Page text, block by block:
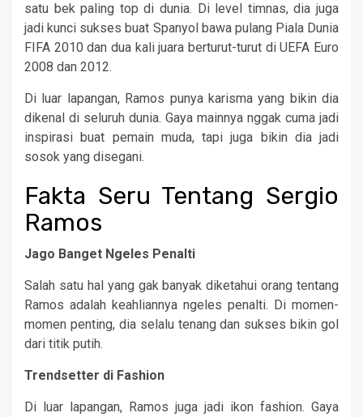
satu bek paling top di dunia. Di level timnas, dia juga
jadi kunci sukses buat Spanyol bawa pulang Piala Dunia
FIFA 2010 dan dua kali juara berturut-turut di UEFA Euro
2008 dan 2012.
Di luar lapangan, Ramos punya karisma yang bikin dia
dikenal di seluruh dunia. Gaya mainnya nggak cuma jadi
inspirasi buat pemain muda, tapi juga bikin dia jadi
sosok yang disegani.
Fakta Seru Tentang Sergio
Ramos
Jago Banget Ngeles Penalti
Salah satu hal yang gak banyak diketahui orang tentang
Ramos adalah keahliannya ngeles penalti. Di momen-
momen penting, dia selalu tenang dan sukses bikin gol
dari titik putih.
Trendsetter di Fashion
Di luar lapangan, Ramos juga jadi ikon fashion. Gaya